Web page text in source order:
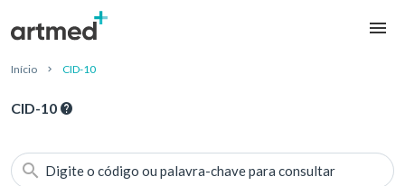
Início CID-10
CID-10
Digite o código ou palavra-chave para consultar